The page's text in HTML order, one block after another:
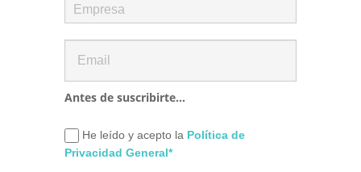
Antes de suscribirte...
He leído y acepto la Política de
Privacidad General*